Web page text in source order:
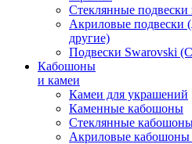
Стеклянные
Акриловые подвески
другие)
Подвески Swarovski
Кабошоны
и камеи
Камеи для украшений
Каменные кабошоны
Стеклянные
Акриловые кабошоны